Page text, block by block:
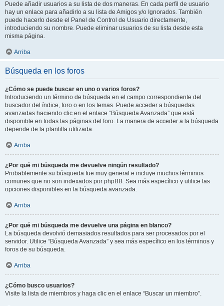
Puede añadir usuarios a su lista de dos maneras. En cada perfil de usuario
hay un enlace para añadirlo a su lista de Amigos y/o Ignorados. También
puede hacerlo desde el Panel de Control de Usuario directamente,
introduciendo su nombre. Puede eliminar usuarios de su lista desde esta
misma página.
Arriba
Búsqueda en los foros
¿Cómo se puede buscar en uno o varios foros?
Introduciendo un término de búsqueda en el campo correspondiente del
buscador del índice, foro o en los temas. Puede acceder a búsquedas
avanzadas haciendo clic en el enlace “Búsqueda Avanzada” que está
disponible en todas las páginas del foro. La manera de acceder a la búsqueda
depende de la plantilla utilizada.
Arriba
¿Por qué mi búsqueda me devuelve ningún resultado?
Probablemente su búsqueda fue muy general e incluye muchos términos
comunes que no son indexados por phpBB. Sea más específico y utilice las
opciones disponibles en la búsqueda avanzada.
Arriba
¿Por qué mi búsqueda me devuelve una página en blanco?
La búsqueda devolvió demasiados resultados para ser procesados por el
servidor. Utilice “Búsqueda Avanzada” y sea más específico en los términos y
foros de su búsqueda.
Arriba
¿Cómo busco usuarios?
Visite la lista de miembros y haga clic en el enlace “Buscar un miembro”.